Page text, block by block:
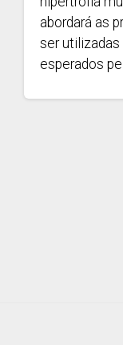
abordará as
ser
esperados